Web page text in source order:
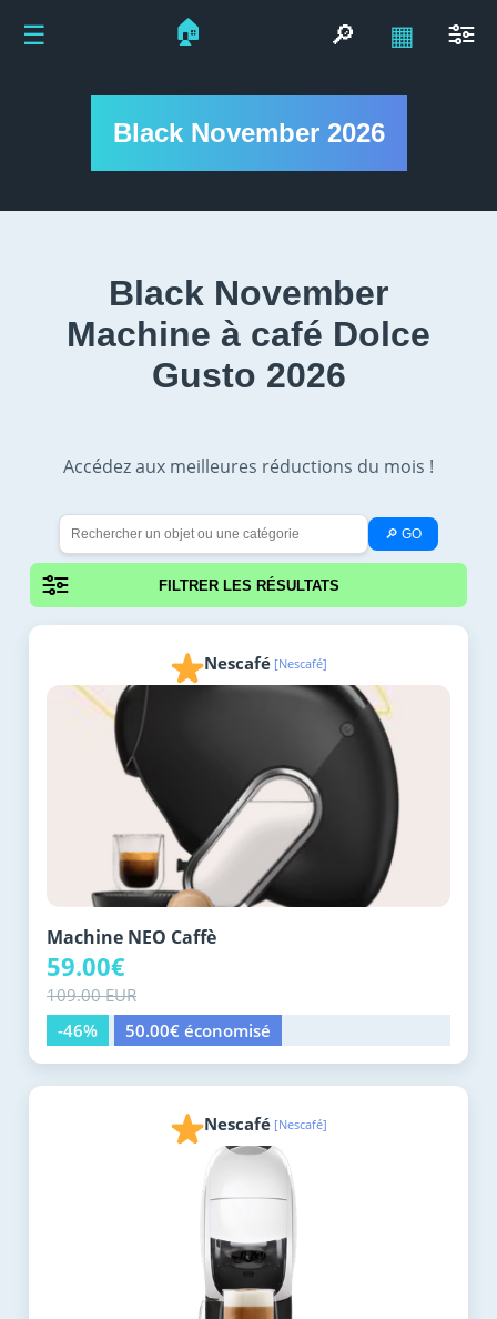
Black November 2026
Black November
Machine à café Dolce
Gusto 2026
Accédez aux meilleures réductions du mois !
🔎 GO
☰ 🏠 🔎 ▦
FILTRER LES RÉSULTATS
Nescafé [Nescafé]
Machine NEO Caffè
59.00€
109.00 EUR
-46%
50.00€ économisé
Nescafé [Nescafé]